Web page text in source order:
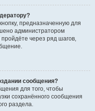
предназначенную для
администратором
через ряд шагов,
сообщения?
для того, чтобы
сохранённого сообщения
раздела.